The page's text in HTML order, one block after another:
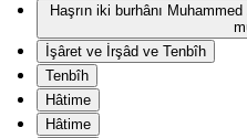
Haşrın iki burhânı
İşâret ve İrşâd ve Tenbîh
Tenbîh
Hâtime
Hâtime